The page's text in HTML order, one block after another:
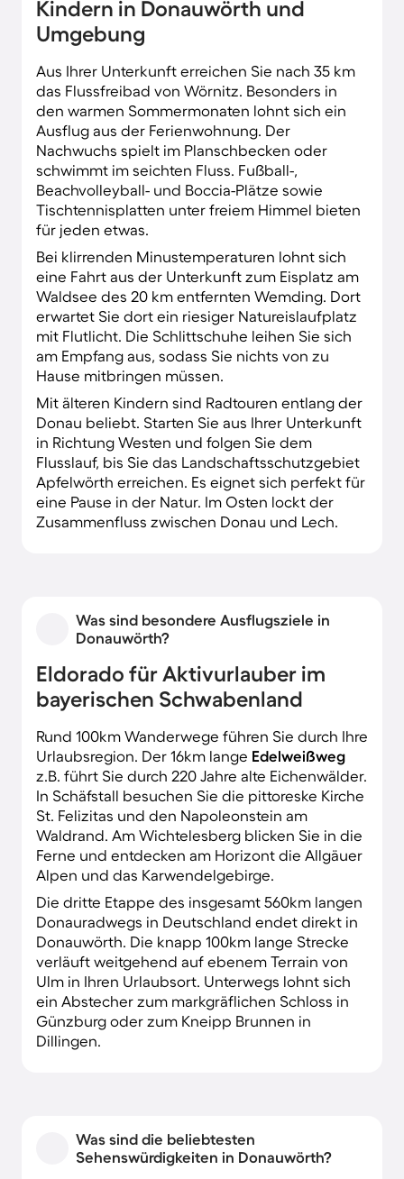
Kindern in Donauwörth und
Umgebung
Aus Ihrer Unterkunft erreichen Sie nach 35 km
das Flussfreibad von Wörnitz. Besonders in
den warmen Sommermonaten lohnt sich ein
Ausflug aus der Ferienwohnung. Der
Nachwuchs spielt im Planschbecken oder
schwimmt im seichten Fluss. Fußball-,
Beachvolleyball- und Boccia-Plätze sowie
Tischtennisplatten unter freiem Himmel bieten
für jeden etwas.
Bei klirrenden Minustemperaturen lohnt sich
eine Fahrt aus der Unterkunft zum Eisplatz am
Waldsee des 20 km entfernten Wemding. Dort
erwartet Sie dort ein riesiger Natureislaufplatz
mit Flutlicht. Die Schlittschuhe leihen Sie sich
am Empfang aus, sodass Sie nichts von zu
Hause mitbringen müssen.
Mit älteren Kindern sind Radtouren entlang der
Donau beliebt. Starten Sie aus Ihrer Unterkunft
in Richtung Westen und folgen Sie dem
Flusslauf, bis Sie das Landschaftsschutzgebiet
Apfelwörth erreichen. Es eignet sich perfekt für
eine Pause in der Natur. Im Osten lockt der
Zusammenfluss zwischen Donau und Lech.
Was sind besondere Ausflugsziele in
Donauwörth?
Eldorado für Aktivurlauber im
bayerischen Schwabenland
Rund 100km Wanderwege führen Sie durch Ihre
Urlaubsregion. Der 16km lange Edelweißweg
z.B. führt Sie durch 220 Jahre alte Eichenwälder.
In Schäfstall besuchen Sie die pittoreske Kirche
St. Felizitas und den Napoleonstein am
Waldrand. Am Wichtelesberg blicken Sie in die
Ferne und entdecken am Horizont die Allgäuer
Alpen und das Karwendelgebirge.
Die dritte Etappe des insgesamt 560km langen
Donauradwegs in Deutschland endet direkt in
Donauwörth. Die knapp 100km lange Strecke
verläuft weitgehend auf ebenem Terrain von
Ulm in Ihren Urlaubsort. Unterwegs lohnt sich
ein Abstecher zum markgräflichen Schloss in
Günzburg oder zum Kneipp Brunnen in
Dillingen.
Was sind die beliebtesten
Sehenswürdigkeiten in Donauwörth?